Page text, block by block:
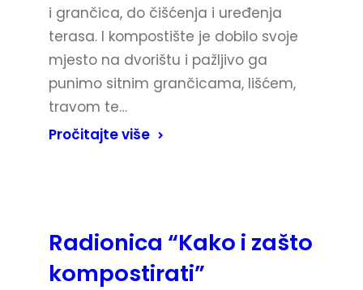
i grančica, do čišćenja i uređenja
terasa. I kompostište je dobilo svoje
mjesto na dvorištu i pažljivo ga
punimo sitnim grančicama, lišćem,
travom te…
Pročitajte više
Radionica “Kako i zašto
kompostirati”